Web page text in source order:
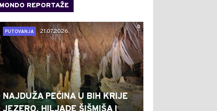
MONDO REPORTAŽE
0
PUTOVANJA
21.07.2026.
NAJDUŽA PEĆINA U BIH KRIJE